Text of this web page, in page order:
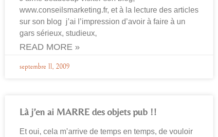
www.conseilsmarketing.fr, et à la lecture des articles
sur son blog j’ai l’impression d’avoir à faire à un
gars sérieux, studieux,
READ MORE »
septembre 11, 2009
Là j’en ai MARRE des objets pub !!
Et oui, cela m’arrive de temps en temps, de vouloir